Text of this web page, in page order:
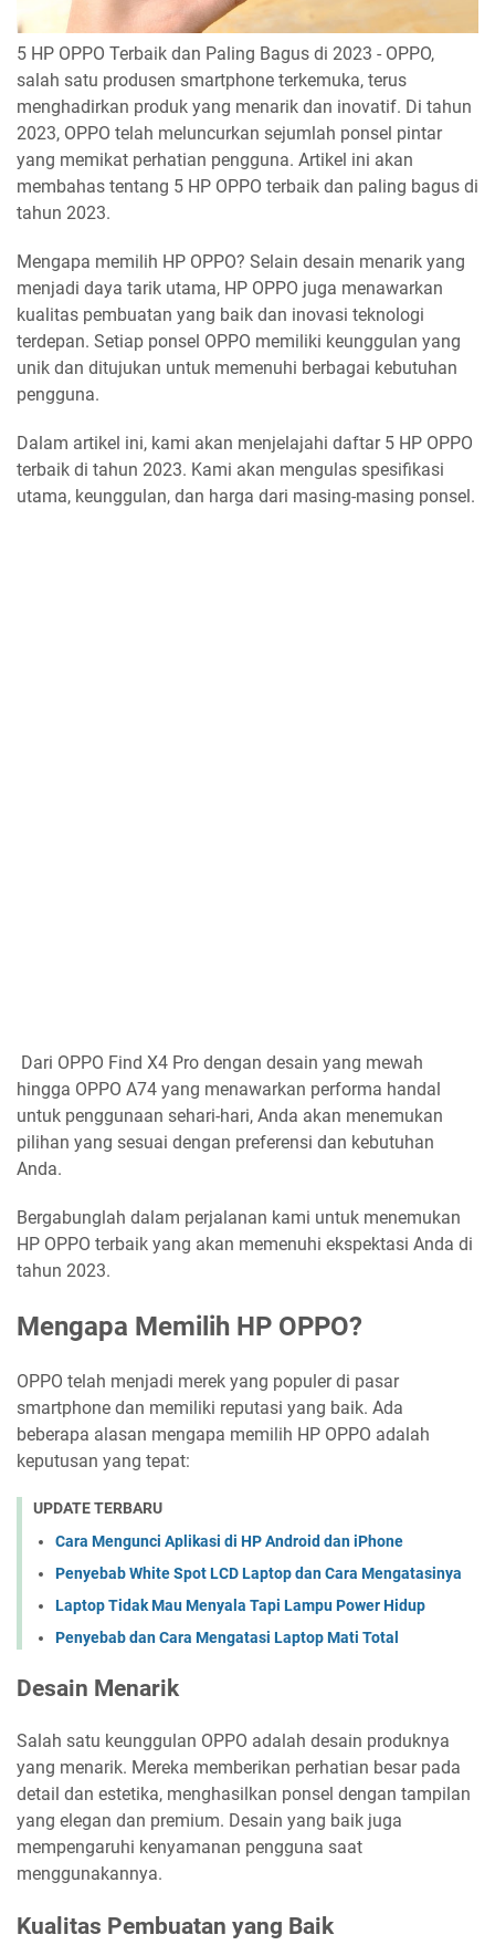
5 HP OPPO Terbaik dan Paling Bagus di 2023 - OPPO,
salah satu produsen smartphone terkemuka, terus
menghadirkan produk yang menarik dan inovatif. Di tahun
2023, OPPO telah meluncurkan sejumlah ponsel pintar
yang memikat perhatian pengguna. Artikel ini akan
membahas tentang 5 HP OPPO terbaik dan paling bagus di
tahun 2023.
Mengapa memilih HP OPPO? Selain desain menarik yang
menjadi daya tarik utama, HP OPPO juga menawarkan
kualitas pembuatan yang baik dan inovasi teknologi
terdepan. Setiap ponsel OPPO memiliki keunggulan yang
unik dan ditujukan untuk memenuhi berbagai kebutuhan
pengguna.
Dalam artikel ini, kami akan menjelajahi daftar 5 HP OPPO
terbaik di tahun 2023. Kami akan mengulas spesifikasi
utama, keunggulan, dan harga dari masing-masing ponsel.
Dari OPPO Find X4 Pro dengan desain yang mewah
hingga OPPO A74 yang menawarkan performa handal
untuk penggunaan sehari-hari, Anda akan menemukan
pilihan yang sesuai dengan preferensi dan kebutuhan
Anda.
Bergabunglah dalam perjalanan kami untuk menemukan
HP OPPO terbaik yang akan memenuhi ekspektasi Anda di
tahun 2023.
Mengapa Memilih HP OPPO?
OPPO telah menjadi merek yang populer di pasar
smartphone dan memiliki reputasi yang baik. Ada
beberapa alasan mengapa memilih HP OPPO adalah
keputusan yang tepat:
UPDATE TERBARU
Cara Mengunci Aplikasi di HP Android dan iPhone
Penyebab White Spot LCD Laptop dan Cara Mengatasinya
Laptop Tidak Mau Menyala Tapi Lampu Power Hidup
Penyebab dan Cara Mengatasi Laptop Mati Total
Desain Menarik
Salah satu keunggulan OPPO adalah desain produknya
yang menarik. Mereka memberikan perhatian besar pada
detail dan estetika, menghasilkan ponsel dengan tampilan
yang elegan dan premium. Desain yang baik juga
mempengaruhi kenyamanan pengguna saat
menggunakannya.
Kualitas Pembuatan yang Baik